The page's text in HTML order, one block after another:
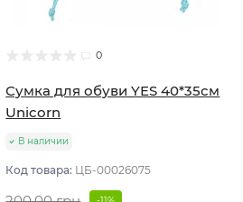
0
Сумка для обуви YES 40*35см
Unicorn
В наличии
Код товара: ЦБ-00026075